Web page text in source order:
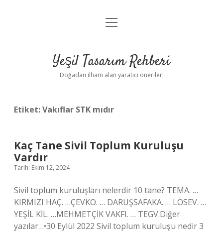
Anasayfa
Yasal Uyarı
menüyü
Yeşil Tasarım Rehberi
Doğadan ilham alan yaratıcı öneriler!
Etiket:Vakıflar STK mıdır
Kaç Tane Sivil Toplum Kuruluşu
Vardır
Tarih: Ekim 12, 2024
Sivil toplum kuruluşları nelerdir 10 tane? TEMA. …
KIRMIZI HAÇ. …ÇEVKO. … DARÜŞSAFAKA. … LÖSEV. …
YEŞİL KİL. …MEHMETÇİK VAKFI. … TEGV.Diğer
yazılar…•30 Eylül 2022 Sivil toplum kuruluşu nedir 3